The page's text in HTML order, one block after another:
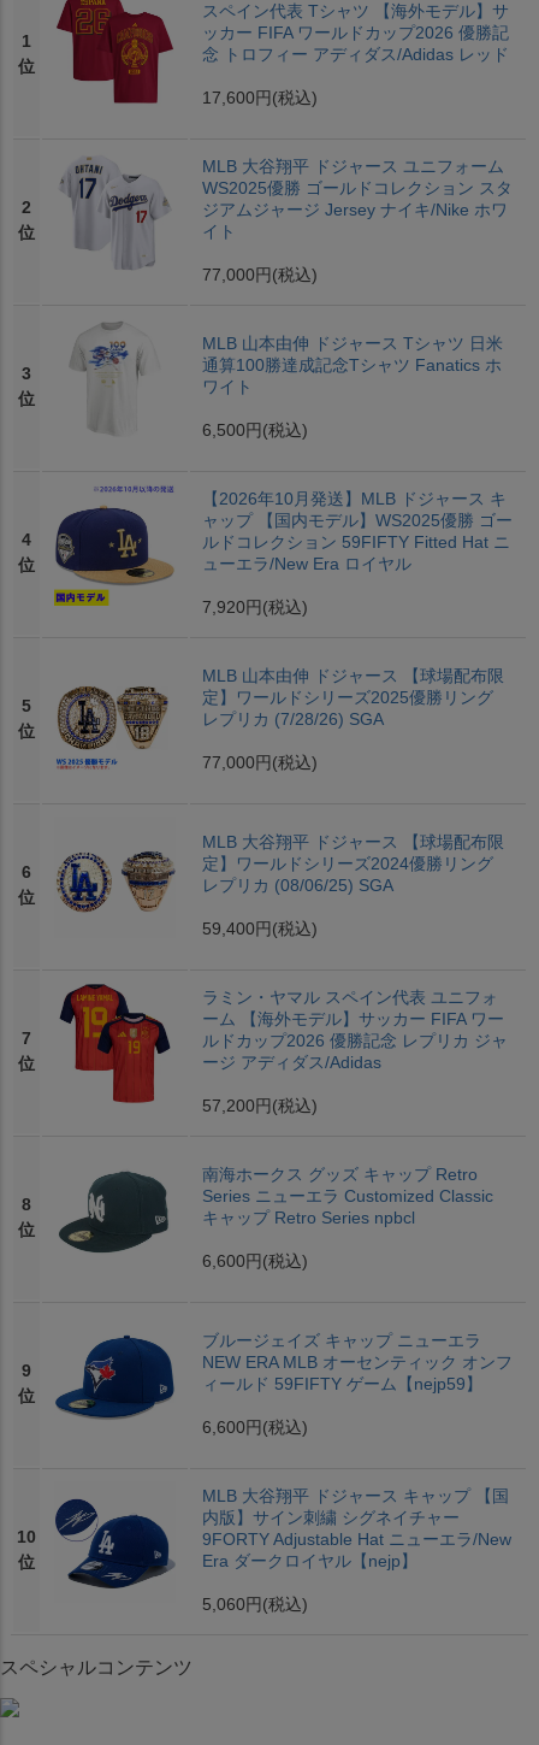
1
位
スペイン代表 Tシャツ 【海外モデル】サ
ッカー FIFA ワールドカップ2026 優勝記
念 トロフィー アディダス/Adidas レッド
17,600円 (税込)
2
位
MLB 大谷翔平 ドジャース ユニフォーム
WS2025優勝 ゴールドコレクション スタ
ジアムジャージ Jersey ナイキ/Nike ホワ
イト
77,000円 (税込)
3
位
MLB 山本由伸 ドジャース Tシャツ 日米
通算100勝達成記念Tシャツ Fanatics ホ
ワイト
6,500円 (税込)
4
位
【2026年10月発送】MLB ドジャース キ
ャップ 【国内モデル】WS2025優勝 ゴー
ルドコレクション 59FIFTY Fitted Hat ニ
ューエラ/New Era ロイヤル
7,920円 (税込)
5
位
MLB 山本由伸 ドジャース 【球場配布限
定】ワールドシリーズ2025優勝リング
レプリカ (7/28/26) SGA
77,000円 (税込)
6
位
MLB 大谷翔平 ドジャース 【球場配布限
定】ワールドシリーズ2024優勝リング
レプリカ (08/06/25) SGA
59,400円 (税込)
7
位
ラミン・ヤマル スペイン代表 ユニフォ
ーム 【海外モデル】サッカー FIFA ワー
ルドカップ2026 優勝記念 レプリカ ジャ
ージ アディダス/Adidas
57,200円 (税込)
8
位
南海ホークス グッズ キャップ Retro
Series ニューエラ Customized Classic
キャップ Retro Series npbcl
6,600円 (税込)
9
位
ブルージェイズ キャップ ニューエラ
NEW ERA MLB オーセンティック オンフ
ィールド 59FIFTY ゲーム【nejp59】
6,600円 (税込)
10
位
MLB 大谷翔平 ドジャース キャップ 【国
内版】サイン刺繍 シグネイチャー
9FORTY Adjustable Hat ニューエラ/New
Era ダークロイヤル【nejp】
5,060円 (税込)
スペシャルコンテンツ